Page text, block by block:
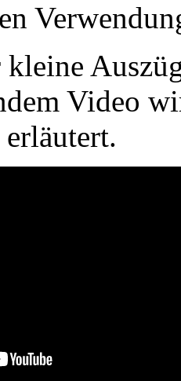
Video
erläutert.